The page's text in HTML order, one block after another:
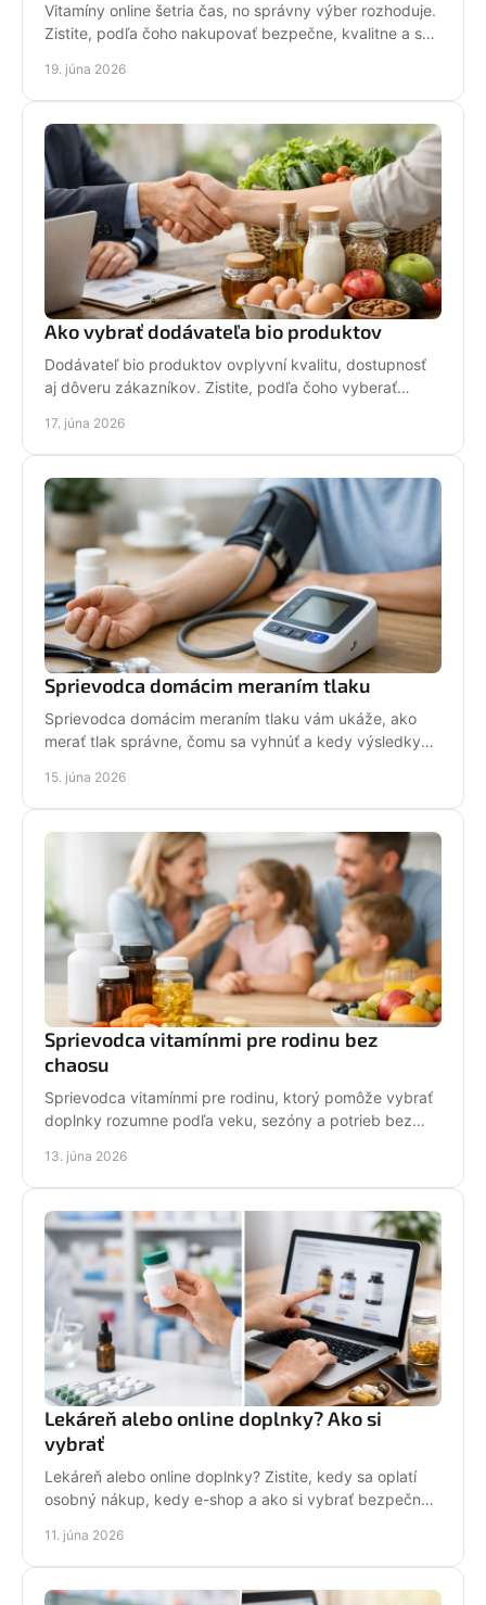
Vitamíny online šetria čas, no správny výber rozhoduje.
Zistite, podľa čoho nakupovať bezpečne, kvalitne a s
19. júna 2026
Ako vybrať dodávateľa bio produktov
Dodávateľ bio produktov ovplyvní kvalitu, dostupnosť
aj dôveru zákazníkov. Zistite, podľa čoho vyberať
17. júna 2026
Sprievodca domácim meraním tlaku
Sprievodca domácim meraním tlaku vám ukáže, ako
merať tlak správne, čomu sa vyhnúť a kedy výsledky
15. júna 2026
Sprievodca vitamínmi pre rodinu bez
chaosu
Sprievodca vitamínmi pre rodinu, ktorý pomôže vybrať
doplnky rozumne podľa veku, sezóny a potrieb bez
13. júna 2026
Lekáreň alebo online doplnky? Ako si
vybrať
Lekáreň alebo online doplnky? Zistite, kedy sa oplatí
osobný nákup, kedy e-shop a ako si vybrať bezpečne,
11. júna 2026